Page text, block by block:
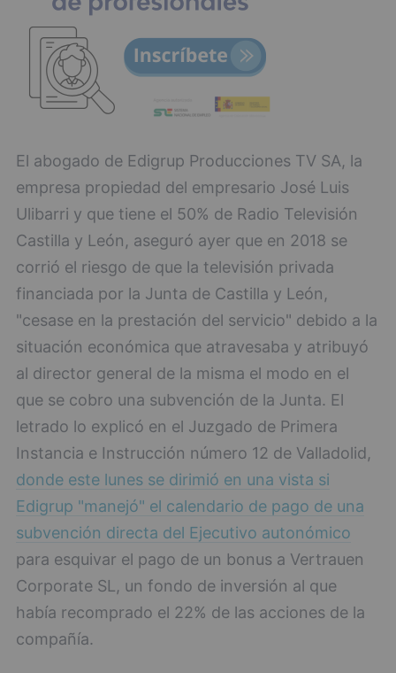
El abogado de Edigrup Producciones TV SA, la
empresa propiedad del empresario José Luis
Ulibarri y que tiene el 50% de Radio Televisión
Castilla y León, aseguró ayer que en 2018 se
corrió el riesgo de que la televisión privada
financiada por la Junta de Castilla y León,
"cesase en la prestación del servicio" debido a la
situación económica que atravesaba y atribuyó
al director general de la misma el modo en el
que se cobro una subvención de la Junta. El
letrado lo explicó en el Juzgado de Primera
Instancia e Instrucción número 12 de Valladolid,
donde este lunes se dirimió en una vista si
Edigrup "manejó" el calendario de pago de una
subvención directa del Ejecutivo autonómico
para esquivar el pago de un bonus a Vertrauen
Corporate SL, un fondo de inversión al que
había recomprado el 22% de las acciones de la
compañía.